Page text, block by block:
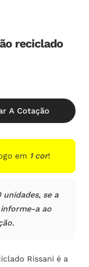
reciclado
A Cotação
em 1 cor!
unidades, se a
a ao
Rissani é a